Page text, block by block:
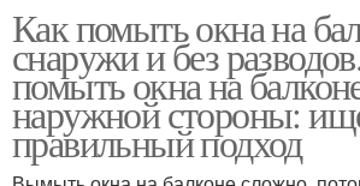
Как помыть окна на
снаружи и без
помыть окна на
наружной стороны:
правильный подход